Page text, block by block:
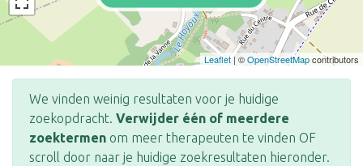
Leaflet | ©OpenStreetMapcontributors
We vinden weinig resultaten voor je huidige
zoekopdracht. Verwijder één of meerdere
zoektermen om meer therapeuten te vinden OF
scroll door naar je huidige zoekresultaten hieronder.